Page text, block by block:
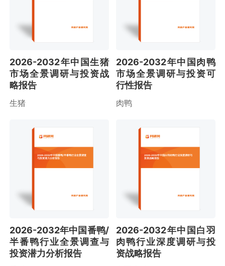
2026-2032年中国生猪
市场全景调研与投资战
略报告
生猪
2026-2032年中国肉鸭
市场全景调研与投资可
行性报告
肉鸭
2026-2032年中国番鸭/半番鸭行业全景调查
与投资潜力分析报告
2026-2032年中国番鸭/
半番鸭行业全景调查与
投资潜力分析报告
2026-2032年中国白羽肉鸭行业深度调研与
投资战略报告
2026-2032年中国白羽
肉鸭行业深度调研与投
资战略报告